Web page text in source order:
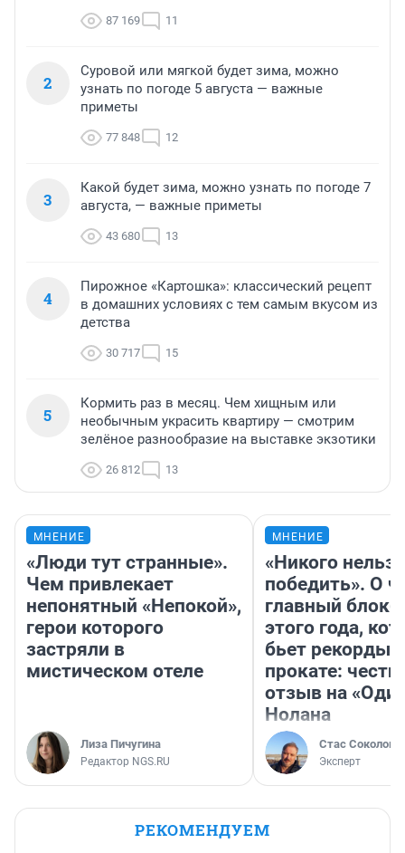
87 169 11
2
Суровой или мягкой будет зима, можно
узнать по погоде 5 августа — важные
приметы
77 848 12
3
Какой будет зима, можно узнать по погоде 7
августа, — важные приметы
43 680 13
4
Пирожное «Картошка»: классический рецепт
в домашних условиях с тем самым вкусом из
детства
30 717 15
5
Кормить раз в месяц. Чем хищным или
необычным украсить квартиру — смотрим
зелёное разнообразие на выставке экзотики
26 812 13
МНЕНИЕ
«Люди тут странные».
Чем привлекает
непонятный «Непокой»,
герои которого
застряли в
мистическом отеле
Лиза Пичугина
Редактор NGS.RU
МНЕНИЕ
«Никого нельзя
победить». О
главный
этого года,
бьет рекорды в
прокате:
отзыв на
Нолана
Стас Соколов
Эксперт
РЕКОМЕНДУЕМ